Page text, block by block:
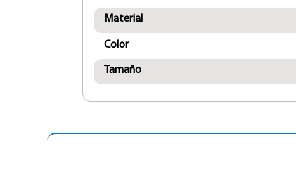
Material
Color
Tamaño